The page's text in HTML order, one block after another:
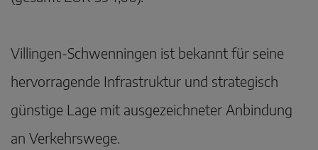
Villingen-Schwenningen ist bekannt für seine
hervorragende Infrastruktur und strategisch
günstige Lage mit ausgezeichneter Anbindung
an Verkehrswege.